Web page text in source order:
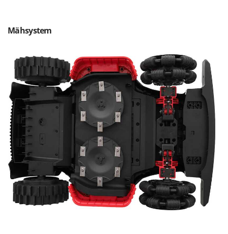
Z
Zanon
ZGrills
Zodiac
Zomax
Mähsystem